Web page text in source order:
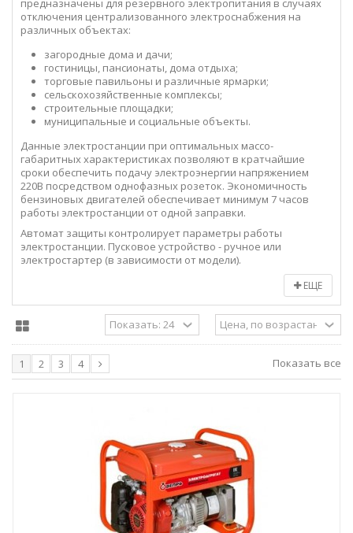
предназначены для резервного электропитания в случаях
отключения централизованного электроснабжения на
различных объектах:
загородные дома и дачи;
гостиницы, пансионаты, дома отдыха;
торговые павильоны и различные ярмарки;
сельскохозяйственные комплексы;
строительные площадки;
муниципальные и социальные объекты.
Данные электростанции при оптимальных массо-
габаритных характеристиках позволяют в кратчайшие
сроки обеспечить подачу электроэнергии напряжением
220В посредством однофазных розеток. Экономичность
бензиновых двигателей обеспечивает минимум 7 часов
работы электростанции от одной заправки.
Автомат защиты контролирует параметры работы
электростанции. Пусковое устройство - ручное или
электростартер (в зависимости от модели).
ЕЩЕ
Показать все
1 2 3 4